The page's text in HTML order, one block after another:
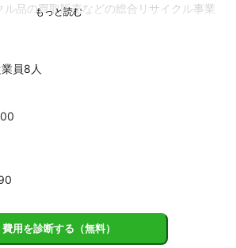
ル品の買取販売などの総合リサイクル事業
務などお部屋のごみ処分からクリーニン
員8 人
費用を診断する（無料）